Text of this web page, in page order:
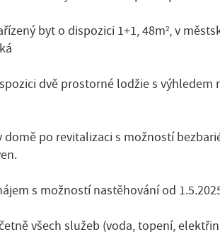
byt o dispozici 1+1, 48m², v
dvě prostorné lodžie s výhledem
domě po revitalizaci s možností
s možností nastěhování od
všech služeb (voda, topení,